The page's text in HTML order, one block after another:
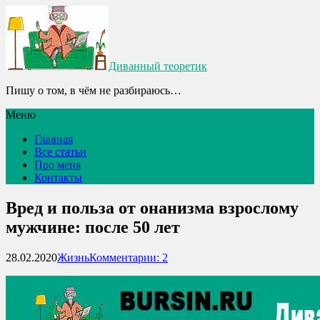
Диванный теоретик
Пишу о том, в чём не разбираюсь…
Меню
Главная
Все статьи
Про меня
Контакты
Вред и польза от онанизма взрослому
мужчине: после 50 лет
28.02.2020ЖизньКомментарии: 2